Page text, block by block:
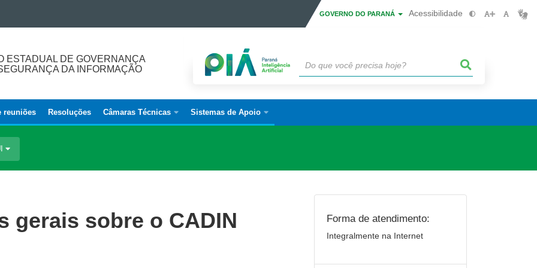
GOVERNO DO PARANÁ Acessibilidade
ESTADUAL DE GOVERNANÇA
DA INFORMAÇÃO
reuniões Resoluções Câmaras Técnicas Sistemas de Apoio
gerais sobre o CADIN Forma de atendimento:
Integralmente na Internet